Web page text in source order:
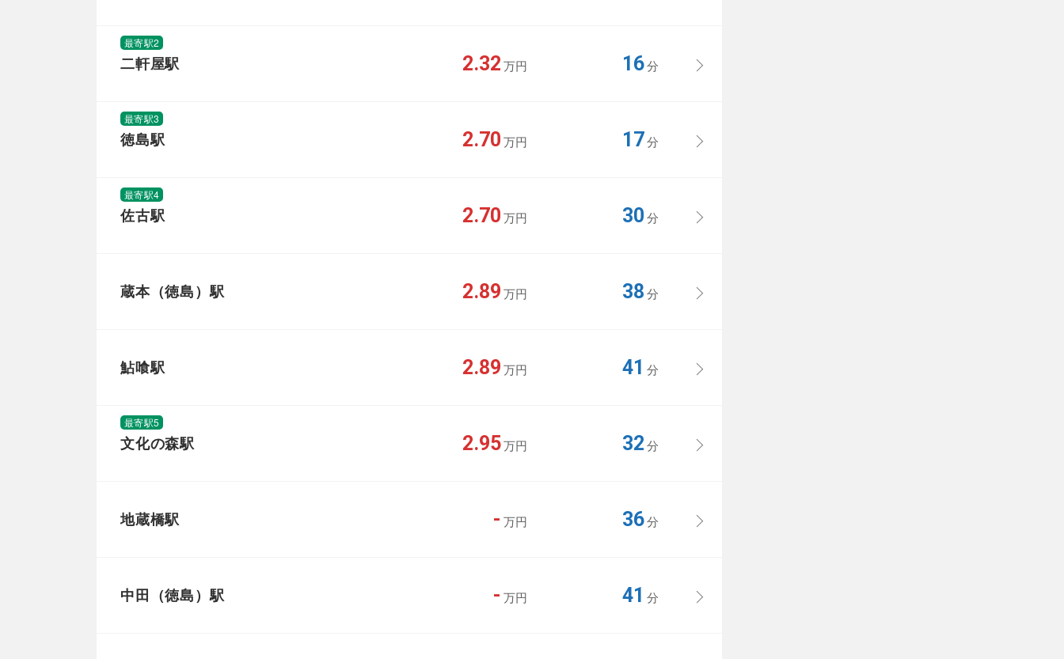
最寄駅2
二軒屋駅 2.32万円 16分
最寄駅3
徳島駅 2.70万円 17分
最寄駅4
佐古駅 2.70万円 30分
蔵本（徳島）駅 2.89万円 38分
鮎喰駅 2.89万円 41 分
最寄駅5
文化の森駅 2.95万円 32分
地蔵橋駅 - 万円 36分
中田（徳島）駅 - 万円 41 分